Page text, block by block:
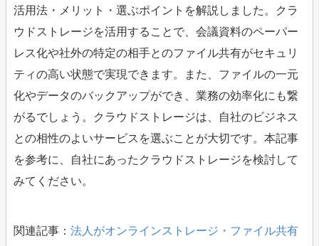
活用法・メリット・選ぶポイントを解説しました。クラ
ウドストレージを活用することで、会議資料のペーパー
レス化や社外の特定の相手とのファイル共有がセキュリ
ティの高い状態で実現できます。また、ファイルの一元
化やデータのバックアップができ、業務の効率化にも繋
がるでしょう。クラウドストレージは、自社のビジネス
との相性のよいサービスを選ぶことが大切です。本記事
を参考に、自社にあったクラウドストレージを検討して
みてください。
関連記事： 法人がオンラインストレージ・ファイル共有